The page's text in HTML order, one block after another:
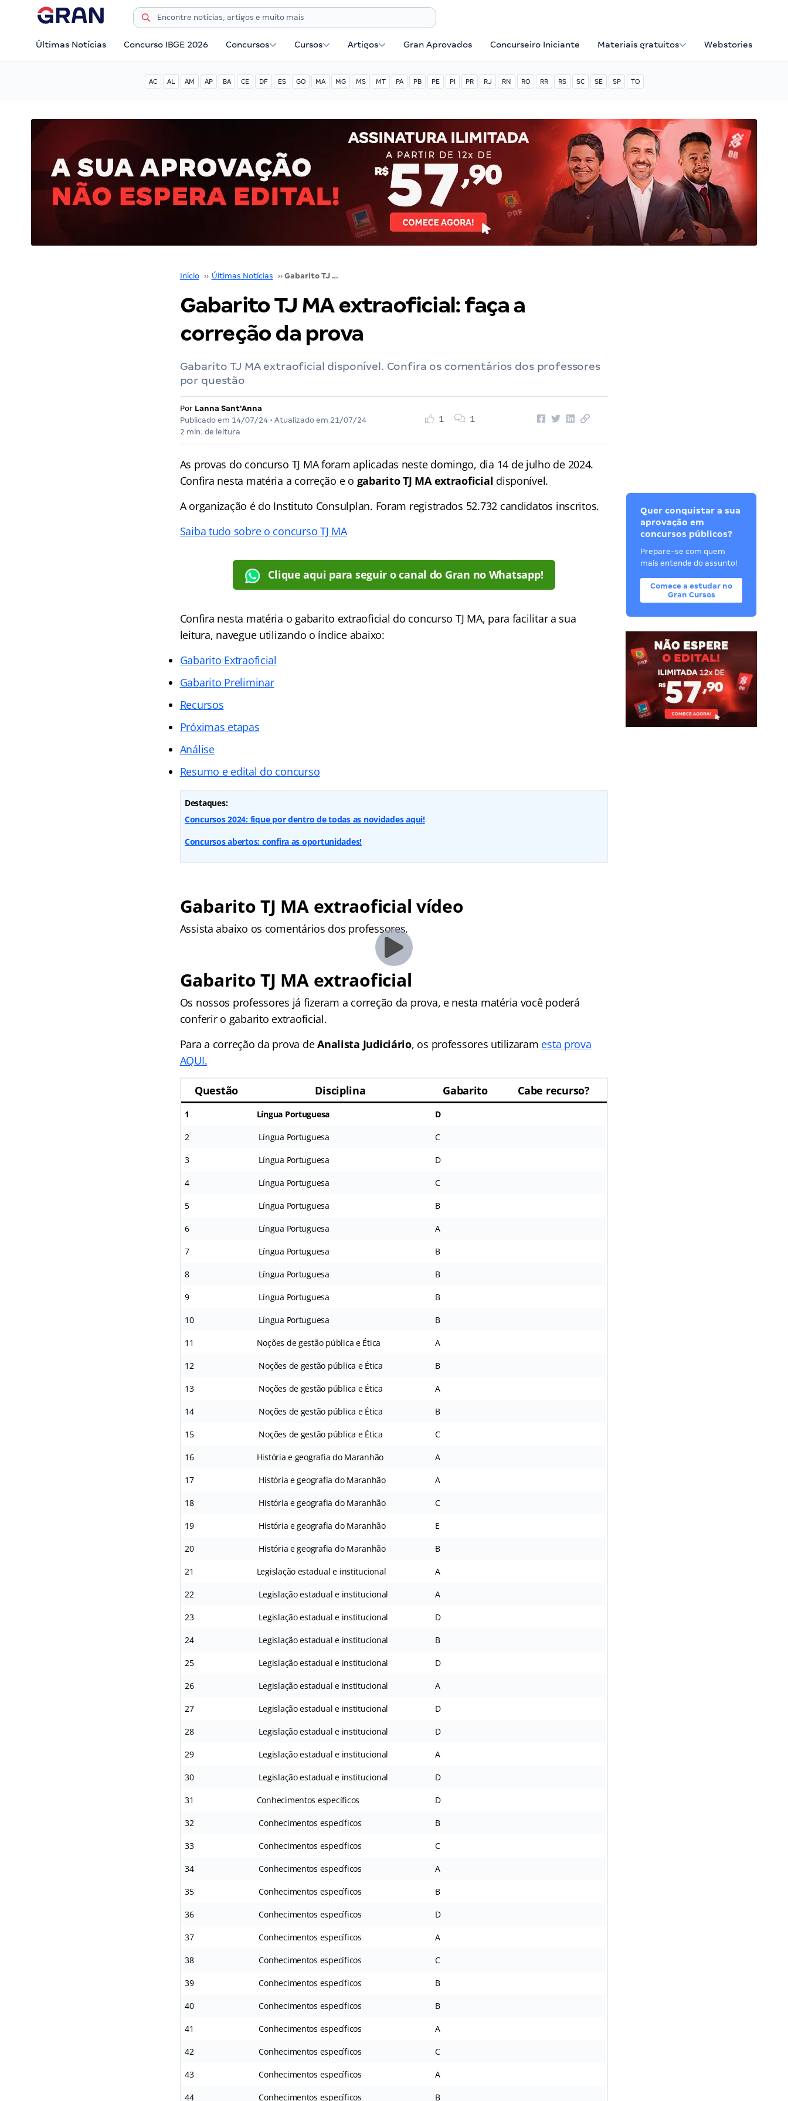
Últimas Notícias Concurso IBGE 2026 Concursos Cursos Artigos Gran Aprovados Concurseiro Iniciante Materiais gratuitos Webstories
AC AL AM AP BA CE DF ES GO MA MG MS MT PA PB PE PI PR RJ RN RO RR RS SC SE SP TO
Início ›› Últimas Notícias ›› Gabarito TJ MA extraoficial: faça a correção da prova
Gabarito TJ MA extraoficial: faça a
correção da prova
Gabarito TJ MA extraoficial disponível. Confira os comentários dos professores
por questão
Por Lanna Sant'Anna
Publicado em 14/07/24• Atualizado em 21/07/24
2 min. de leitura
1 1
As provas do concurso TJ MA foram aplicadas neste domingo, dia 14 de julho de 2024.
Confira nesta matéria a correção e o gabarito TJ MA extraoficial disponível.
A organização é do Instituto Consulplan. Foram registrados 52.732 candidatos inscritos.
Saiba tudo sobre o concurso TJ MA
Clique aqui para seguir o canal do Gran no Whatsapp!
Confira nesta matéria o gabarito extraoficial do concurso TJ MA, para facilitar a sua
leitura, navegue utilizando o índice abaixo:
Gabarito Extraoficial
Gabarito Preliminar
Recursos
Próximas etapas
Análise
Resumo e edital do concurso
Destaques:
Concursos 2024: fique por dentro de todas as novidades aqui!
Concursos abertos: confira as oportunidades!
Gabarito TJ MA extraoficial vídeo
Assista abaixo os comentários dos professores.
Gabarito TJ MA extraoficial
Os nossos professores já fizeram a correção da prova, e nesta matéria você poderá
conferir o gabarito extraoficial.
Para a correção da prova deAnalista Judiciário, os professores utilizaram esta prova
AQUI.
Questão Disciplina Gabarito Cabe recurso?
1 Língua Portuguesa D
2 Língua Portuguesa C
3 Língua Portuguesa D
4 Língua Portuguesa C
5 Língua Portuguesa B
6 Língua Portuguesa A
7 Língua Portuguesa B
8 Língua Portuguesa B
9 Língua Portuguesa B
10 Língua Portuguesa B
11 Noções de gestão pública e Ética A
12 Noções de gestão pública e Ética B
13 Noções de gestão pública e Ética A
14 Noções de gestão pública e Ética B
15 Noções de gestão pública e Ética C
16 História e geografia do Maranhão A
17 História e geografia do Maranhão A
18 História e geografia do Maranhão C
19 História e geografia do Maranhão E
20 História e geografia do Maranhão B
21 Legislação estadual e institucional A
22 Legislação estadual e institucional A
23 Legislação estadual e institucional D
24 Legislação estadual e institucional B
25 Legislação estadual e institucional D
26 Legislação estadual e institucional A
27 Legislação estadual e institucional D
28 Legislação estadual e institucional D
29 Legislação estadual e institucional A
30 Legislação estadual e institucional D
31 Conhecimentos específicos D
32 Conhecimentos específicos B
33 Conhecimentos específicos C
34 Conhecimentos específicos A
35 Conhecimentos específicos B
36 Conhecimentos específicos D
37 Conhecimentos específicos A
38 Conhecimentos específicos C
39 Conhecimentos específicos B
40 Conhecimentos específicos B
41 Conhecimentos específicos A
42 Conhecimentos específicos C
43 Conhecimentos específicos A
44 Conhecimentos específicos B
Quer conquistar a sua
aprovação em
concursos públicos?
Prepare-se com quem
mais entende do assunto!
Comece a estudar no
Gran Cursos